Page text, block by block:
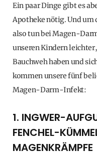
Ein paar Dinge gibt es
Apotheke nötig. Und um
also tun bei Magen-
unseren Kindern
Bauchweh haben und
kommen unsere fünf
Magen-Darm-Infekt:
1. INGWER-
FENCHEL-
MAGENKRÄMPFE